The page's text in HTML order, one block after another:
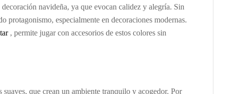
navideña, ya que evocan calidez y alegría. Sin
protagonismo, especialmente en decoraciones modernas.
, permite jugar con accesorios de estos colores sin
que crean un ambiente tranquilo y acogedor. Por